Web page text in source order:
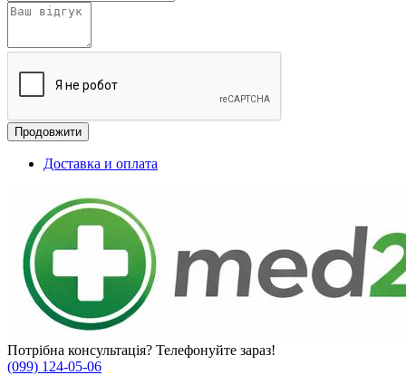
Продовжити
Доставка и оплата
Потрібна консультація? Телефонуйте зараз!
(099) 124-05-06